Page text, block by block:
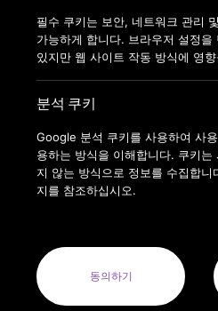
COPYRIGHT © 2022
업자번호 : 164-88-01413
사업자명: 주식회사 모던휘트니스코
CO. LTD.) 대표자: 오혁진
필수 쿠키는 보안, 네트워크 관리
가능하게 합니다. 브라우저 설정
있지만 웹 사이트 작동 방식에 영
분석 쿠키
Google 분석 쿠키를 사용하여 사
용하는 방식을 이해합니다. 쿠키
지 않는 방식으로 정보를 수집합니
지를 참조하십시오.
동의하기